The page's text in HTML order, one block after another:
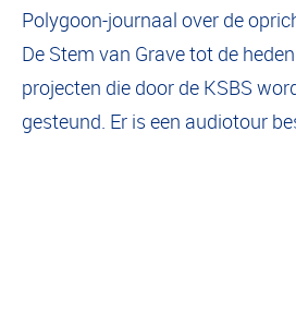
Polygoon-journaal over de
De Stem van Grave tot de
projecten die door de KSBS
gesteund. Er is een audiotour